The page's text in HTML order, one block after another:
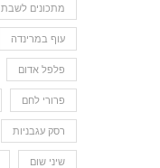
מתכונים לשבת
עוף במרינדה
פלפל אדום
פרורי לחם
רסק עגבניות
שיני שום